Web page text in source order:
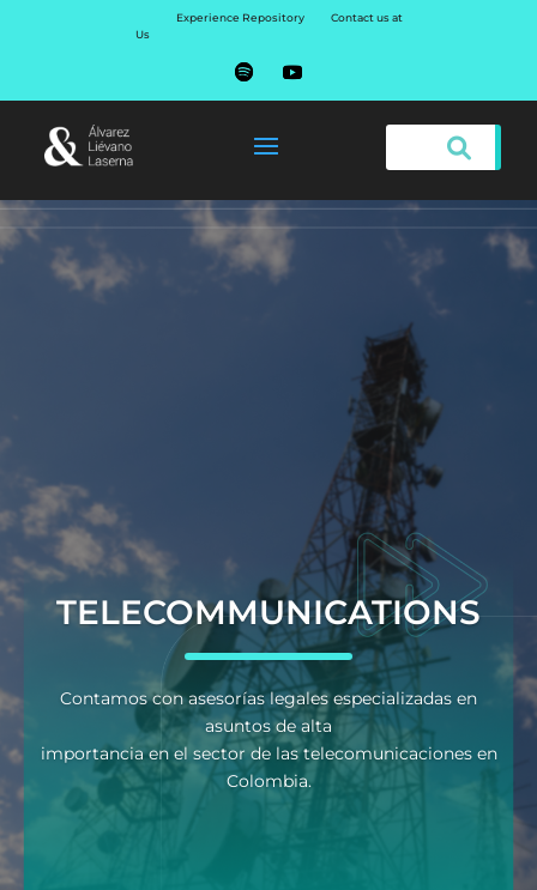
Us
Experience Repository Contact us at
TELECOMMUNICATIONS
Contamos con asesorías legales especializadas en
asuntos de alta
importancia en el sector de las telecomunicaciones en
Colombia.